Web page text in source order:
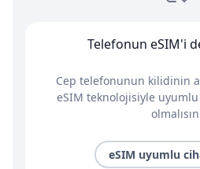
Telefonun eSIM'i
Cep telefonunun kilidinin
eSIM teknolojisiyle
eSIM uyumlu